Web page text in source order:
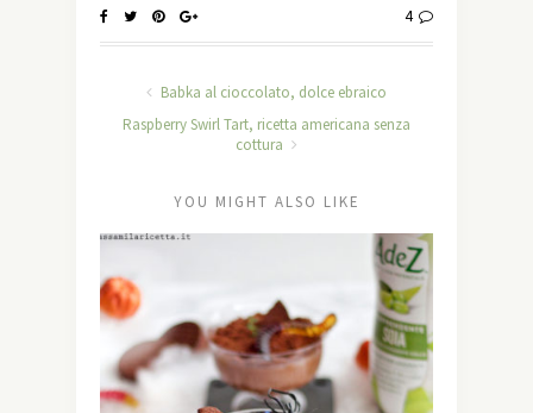
4
Babka al cioccolato, dolce ebraico
Raspberry Swirl Tart, ricetta americana senza
cottura
YOU MIGHT ALSO LIKE